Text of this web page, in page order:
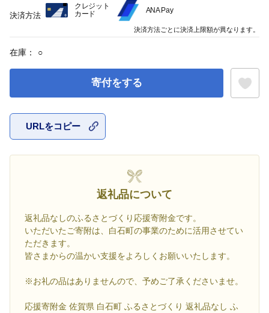
在庫： ○
寄付をする
URLをコピー
返礼品について
返礼品なしのふるさとづくり応援寄附金です。
いただいたご寄附は、白石町の事業のために活用させてい
ただきます。
皆さまからの温かい支援をよろしくお願いいたします。
※お礼の品はありませんので、予めご了承くださいませ。
応援寄附金 佐賀県 白石町 ふるさとづくり 返礼品なし ふ
決済方法
クレジット
カード
ANA Pay
決済方法ごとに決済上限額が異なります。